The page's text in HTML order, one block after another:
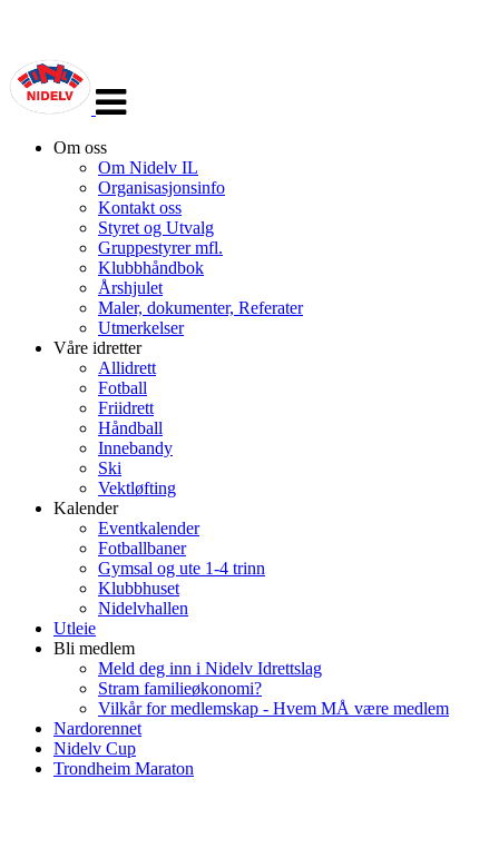
navigasjon
Om oss
Om Nidelv IL
Organisasjonsinfo
Kontakt oss
Styret og Utvalg
Gruppestyrer mfl.
Klubbhåndbok
Årshjulet
Maler, dokumenter, Referater
Utmerkelser
Våre idretter
Allidrett
Fotball
Friidrett
Håndball
Innebandy
Ski
Vektløfting
Kalender
Eventkalender
Fotballbaner
Gymsal og ute 1-4 trinn
Klubbhuset
Nidelvhallen
Utleie
Bli medlem
Meld deg inn i Nidelv Idrettslag
Stram familieøkonomi?
Vilkår for medlemskap - Hvem MÅ være medlem
Nardorennet
Nidelv Cup
Trondheim Maraton